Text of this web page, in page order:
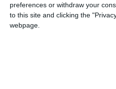
preferences or withdraw your
to this site and clicking the
webpage.
Ti-a placut